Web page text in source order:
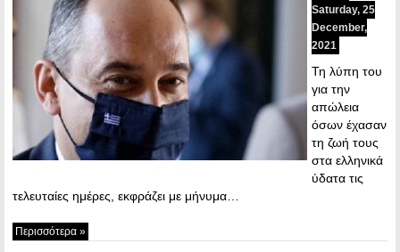
Saturday, 25
December,
2021
Τη λύπη του
για την
απώλεια
όσων έχασαν
τη ζωή τους
στα ελληνικά
ύδατα τις
τελευταίες ημέρες, εκφράζει με μήνυμα…
Περισσότερα »